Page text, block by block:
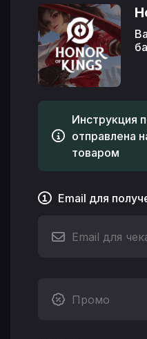
Инструкция
отправлена
товаром
Email для